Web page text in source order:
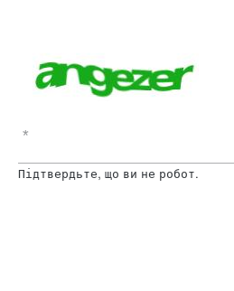
*
Підтвердьте, що ви не робот.